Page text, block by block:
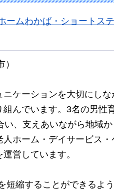
ームわかば・ショートス
ケーションを大切にしな
んでいます。3名の男性
、支えあいながら地域か
ホーム・デイサービス・
営しています。
短縮することができるよ